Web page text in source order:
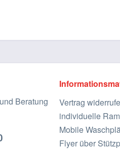
Beratung
Vertrag
individuelle
Mobile
Flyer über